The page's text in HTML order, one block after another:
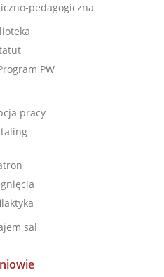
pedagogiczna
PW
pracy
sal